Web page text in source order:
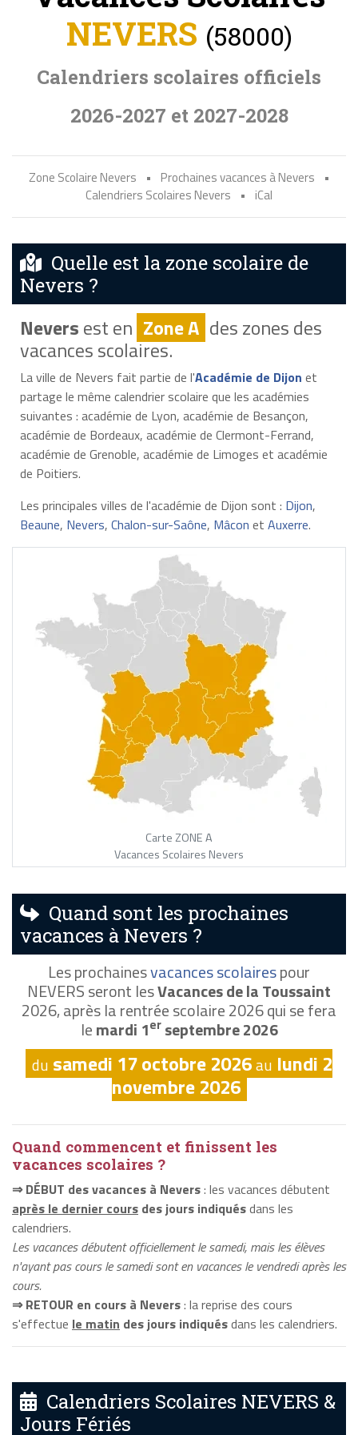
NEVERS (58000)
Calendriers scolaires officiels
2026-2027 et 2027-2028
Zone Scolaire Nevers • Prochaines vacances à Nevers
•
Calendriers Scolaires Nevers
• iCal
Quelle est la zone scolaire de
Nevers ?
Neversest en Zone A des zones des
vacances scolaires.
La ville de Nevers fait partie de l'Académie de Dijon et
partage le même calendrier scolaire que les académies
suivantes : académie de Lyon, académie de Besançon,
académie de Bordeaux, académie de Clermont-Ferrand,
académie de Grenoble, académie de Limoges et académie
de Poitiers.
Les principales villes de l'académie de Dijon sont : Dijon,
Beaune, Nevers, Chalon-sur-Saône, Mâcon et Auxerre.
Carte ZONE A
Vacances Scolaires Nevers
Quand sont les prochaines
vacances à Nevers ?
Les prochainesvacances scolairespour
NEVERS seront lesVacances de la Toussaint
2026, après la rentrée scolaire 2026 qui se fera
lemardi 1erseptembre 2026
du samedi 17 octobre 2026au lundi 2
novembre 2026
Quand commencent et finissent les
vacances scolaires ?
⇒ DÉBUT des vacances à Nevers: les vacances débutent
après le dernier cours des jours indiquésdans les
calendriers.
Les vacances débutent officiellement le samedi, mais les élèves
n'ayant pas cours le samedi sont en vacances le vendredi après les
cours.
⇒ RETOUR en cours à Nevers: la reprise des cours
s'effectue le matin des jours indiquésdans les calendriers.
Calendriers Scolaires NEVERS &
Jours Fériés